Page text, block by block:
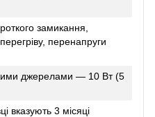
замикання,
перенапруги
джерелами — 10 Вт (5
вказують 3 місяці